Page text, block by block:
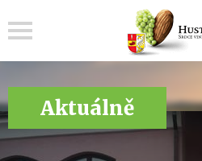
Aktuálně